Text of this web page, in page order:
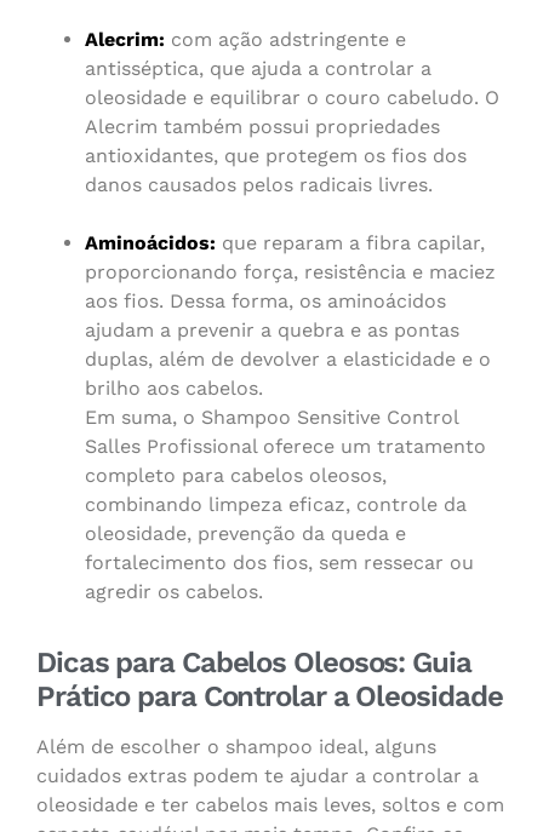
Alecrim: com ação adstringente e
antisséptica, que ajuda a controlar a
oleosidade e equilibrar o couro cabeludo. O
Alecrim também possui propriedades
antioxidantes, que protegem os fios dos
danos causados pelos radicais livres.
Aminoácidos: que reparam a fibra capilar,
proporcionando força, resistência e maciez
aos fios. Dessa forma, os aminoácidos
ajudam a prevenir a quebra e as pontas
duplas, além de devolver a elasticidade e o
brilho aos cabelos.
Em suma, o Shampoo Sensitive Control
Salles Profissional oferece um tratamento
completo para cabelos oleosos,
combinando limpeza eficaz, controle da
oleosidade, prevenção da queda e
fortalecimento dos fios, sem ressecar ou
agredir os cabelos.
Dicas para Cabelos Oleosos: Guia
Prático para Controlar a Oleosidade
Além de escolher o shampoo ideal, alguns
cuidados extras podem te ajudar a controlar a
oleosidade e ter cabelos mais leves, soltos e com